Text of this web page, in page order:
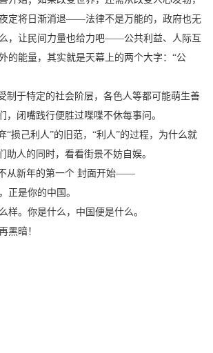
定将日渐消退——法律不是万能的，政府也无
，让民间力量也给力吧——公共利益、人际互
的能量，其实就是天幕上的两个大字：“公
制于特定的社会阶层，各色人等都可能萌生善
，闭嘴践行便胜过喋喋不休每事问。
“损己利人”的旧范，“利人”的过程，为什么就
助人的同时，看看街景不妨自娱。
从新年的第一个 封面开始——
正是你的中国。
样。你是什么，中国便是什么。
不再黑暗！